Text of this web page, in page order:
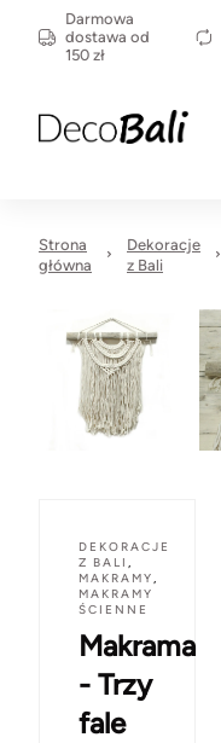
Darmowa
dostawa od
150 zł
Strona
główna
Dekoracje
z Bali
DEKORACJE
Z BALI ,
MAKRAMY,
MAKRAMY
ŚCIENNE
Makrama
- Trzy
fale